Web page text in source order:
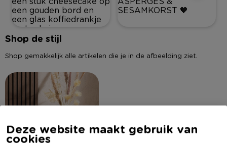
Deze website maakt gebruik van
cookies
Shop de stijl
Shop gemakkelijk alle artikelen die je in de afbeelding ziet.